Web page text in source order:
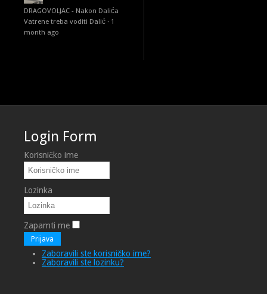
DRAGOVOLJAC - Nakon Dalića
Vatrene treba voditi Dalić · 1
month ago
Login Form
Korisničko ime
Lozinka
Zapamti me
Prijava
Zaboravili ste korisničko ime?
Zaboravili ste lozinku?